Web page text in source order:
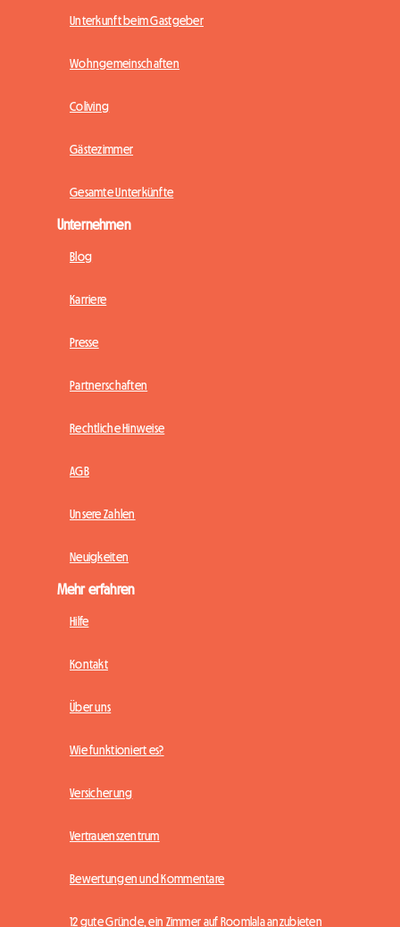
Unterkunft beim Gastgeber
Wohngemeinschaften
Coliving
Gästezimmer
Gesamte Unterkünfte
Unternehmen
Blog
Karriere
Presse
Partnerschaften
Rechtliche Hinweise
AGB
Unsere Zahlen
Neuigkeiten
Mehr erfahren
Hilfe
Kontakt
Über uns
Wie funktioniert es?
Versicherung
Vertrauenszentrum
Bewertungen und Kommentare
12 gute Gründe, ein Zimmer auf Roomlala anzubieten